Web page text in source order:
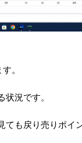
。
況です。
も戻り売りポイ